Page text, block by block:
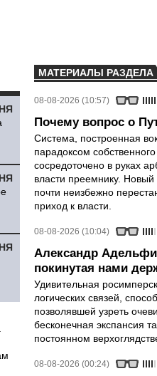
МАТЕРИАЛЫ РАЗДЕЛА
08-08-2026 (10:57)
Почему вопрос о
Система, построенная
парадоксом
сосредоточено в руках
власти преемнику.
почти неизбежно
приход к власти.
08-08-2026 (10:04)
Александр
покинутая нами
Удивительная
логических связей,
позволявшей узреть
бесконечная экспансия
постоянном
08-08-2026 (00:24)